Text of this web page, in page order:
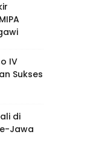
IV
Sukses
di
Jawa